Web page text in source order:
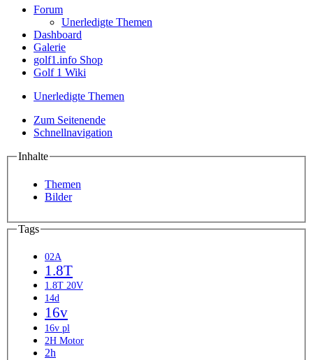
Forum
Unerledigte Themen
Dashboard
Galerie
golf1.info Shop
Golf 1 Wiki
Unerledigte Themen
Zum Seitenende
Schnellnavigation
Inhalte
Themen
Bilder
Tags
02A
1.8T
1.8T 20V
14d
16v
16v pl
2H Motor
2h